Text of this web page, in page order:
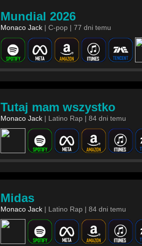
Mundial 2026
Monaco Jack | C-pop | 77 dni temu
Tutaj mam wszystko
Monaco Jack | Latino Rap | 84 dni temu
Midas
Monaco Jack | Latino Rap | 84 dni temu